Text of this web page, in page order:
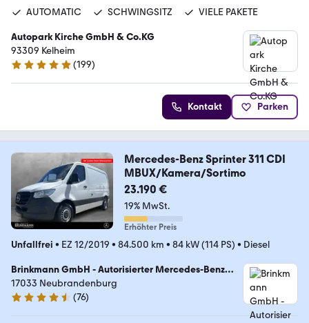
AUTOMATIC
SCHWINGSITZ VIELE PAKETE
Autopark Kirche GmbH & Co.KG
93309 Kelheim
4.9 Sterne
(199)
Kontakt Parken
Mercedes-Benz Sprinter 311 CDI
MBUX/Kamera/Sortimo
23.190 €
19% MwSt.
Erhöhter Preis
Unfallfrei • EZ 12/2019 • 84.500 km • 84 kW (114 PS) • Diesel
Brinkmann GmbH - Autorisierter Mercedes-Benz
Pkw und Transporter Verkauf und Service
17033 Neubrandenburg
4.3 Sterne
(76)